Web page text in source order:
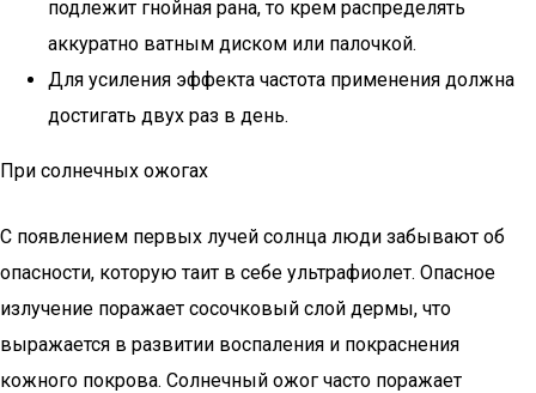
подлежит гнойная рана, то крем распределять
аккуратно ватным диском или палочкой.
Для усиления эффекта частота применения должна
достигать двух раз в день.
При солнечных ожогах
С появлением первых лучей солнца люди забывают об
опасности, которую таит в себе ультрафиолет. Опасное
излучение поражает сосочковый слой дермы, что
выражается в развитии воспаления и покраснения
кожного покрова. Солнечный ожог часто поражает